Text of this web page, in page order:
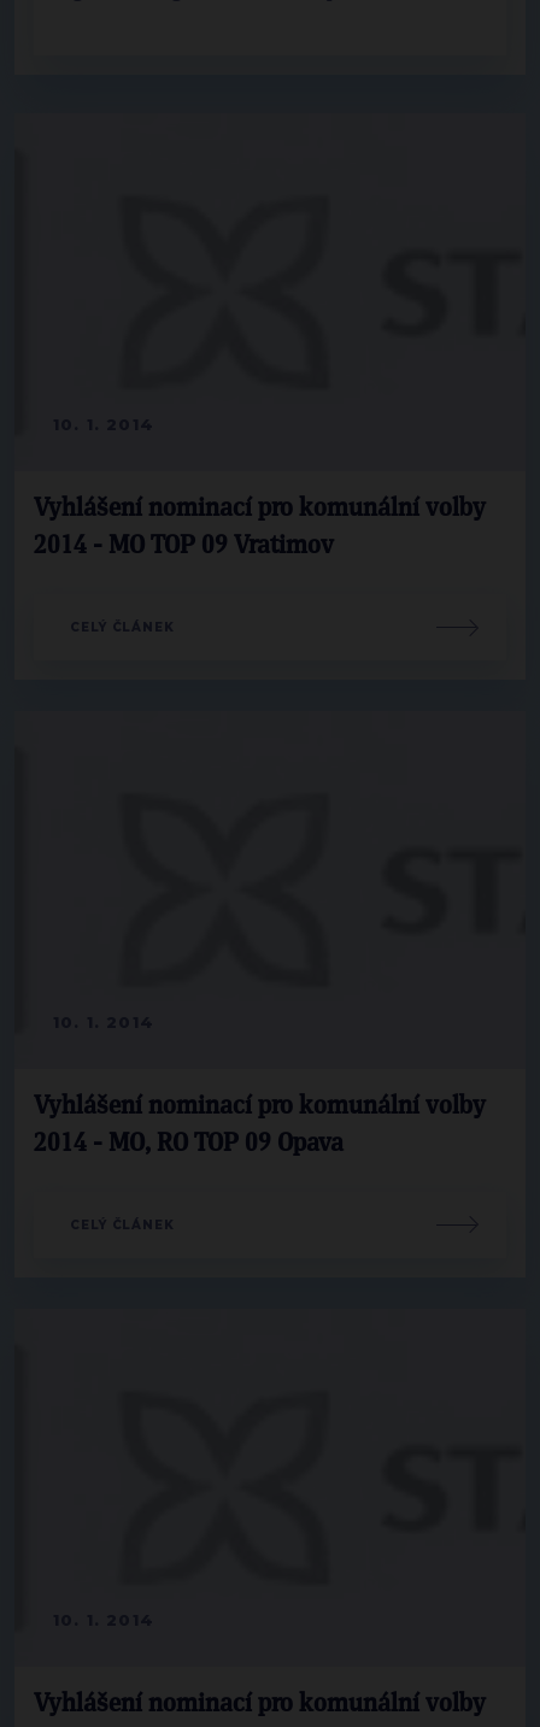
Vyhlášení nominací pro komunální volby
2014 - MO TOP 09 Vratimov
CELÝ ČLÁNEK
Vyhlášení nominací pro komunální volby
2014 - MO, RO TOP 09 Opava
CELÝ ČLÁNEK
Vyhlášení nominací pro komunální volby